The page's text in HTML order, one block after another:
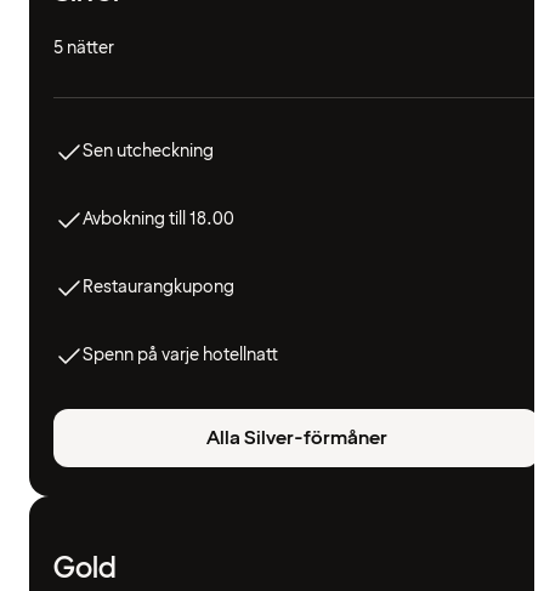
5 nätter
Sen utcheckning
Avbokning till 18.00
Restaurangkupong
Spenn på varje hotellnatt
Alla Silver-förmåner
Gold